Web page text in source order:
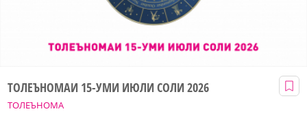
ТОЛЕЪНОМА
ТОЛЕЪНОМАИ 15-УМИ ИЮЛИ СОЛИ 2026